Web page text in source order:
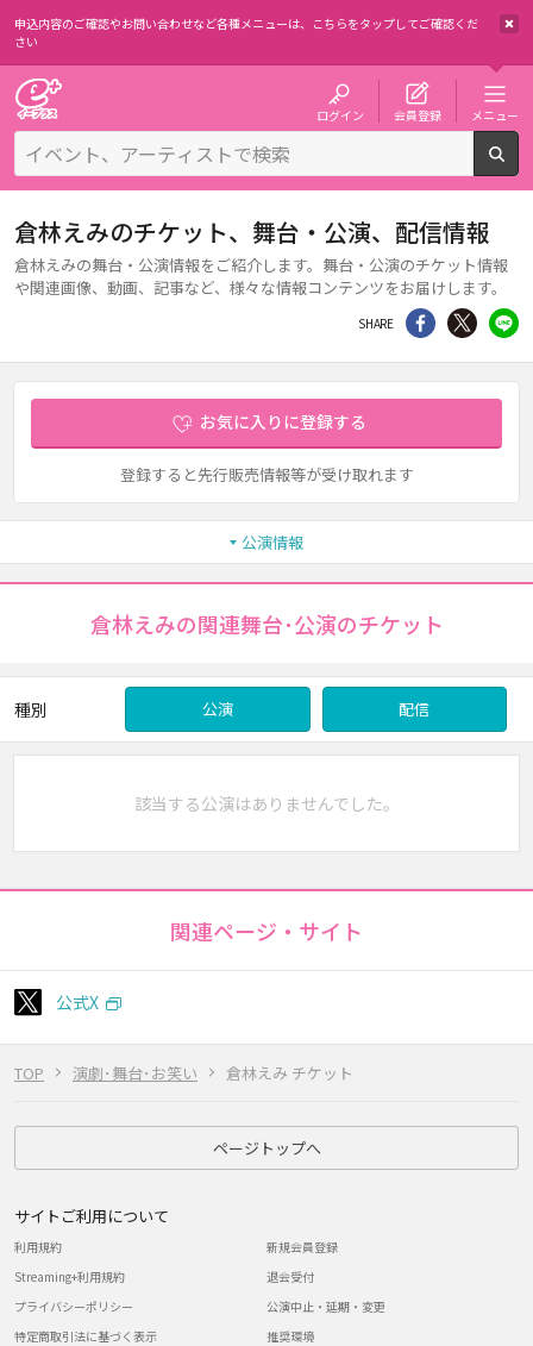
申込内容のご確認やお問い合わせなど各種メニューは、 こちらをタップしてご確認くだ
さい
ログイン 会員登録 メニュー
TOP 演劇･舞台･お笑い 倉林えみ チケット
倉林えみのチケット、舞台・公演、配信情報
倉林えみの舞台・公演情報をご紹介します。舞台・公演のチケット情報
や関連画像、動画、記事など、様々な情報コンテンツをお届けします。
SHARE シェア Twitter
お気に入りに登録する
登録すると先行販売情報等が受け取れます
公演情報
倉林えみの関連舞台･公演のチケット
種別 公演 配信
該当する公演はありませんでした。
関連ページ・サイト
公式X
ページトップへ
サイトご利用について
利用規約
Streaming+利用規約
プライバシーポリシー
特定商取引法に基づく表示
新規会員登録
退会受付
公演中止・延期・変更
推奨環境